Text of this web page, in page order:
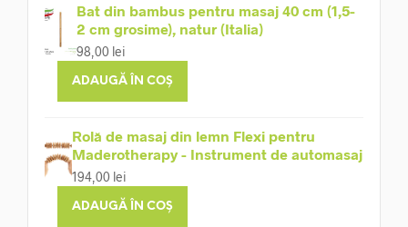
Bat din bambus pentru masaj 40 cm (1,5-
2 cm grosime), natur (Italia)
98,00 lei
ADAUGĂ ÎN COȘ
Rolă de masaj din lemn Flexi pentru
Maderotherapy - Instrument de automasaj
194,00 lei
ADAUGĂ ÎN COȘ